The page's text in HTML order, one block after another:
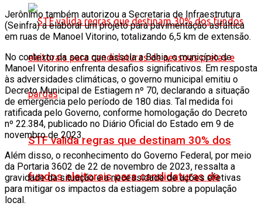
STF valida regras que destinam 30% dos
fundos eleitorais para candidaturas de
Jerônimo também autorizou a Secretaria de Infraestrutura
(Seinfra) a elaborar um projeto para pavimentação asfáltica
em ruas de Manoel Vitorino, totalizando 6,5 km de extensão.
No contexto da seca que assola a Bahia, o município de
Manoel Vitorino enfrenta desafios significativos. Em resposta
às adversidades climáticas, o governo municipal emitiu o
Decreto Municipal de Estiagem nº 70, declarando a situação
de emergência pelo período de 180 dias. Tal medida foi
ratificada pelo Governo, conforme homologação do Decreto
nº 22.384, publicado no Diário Oficial do Estado em 9 de
novembro de 2023.
Além disso, o reconhecimento do Governo Federal, por meio
da Portaria 3602 de 22 de novembro de 2023, ressalta a
gravidade da situação e a necessidade de ações efetivas
para mitigar os impactos da estiagem sobre a população
local.